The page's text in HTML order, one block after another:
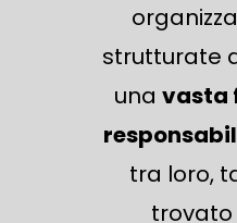
strutturate
una vasta
tra loro,
trovato